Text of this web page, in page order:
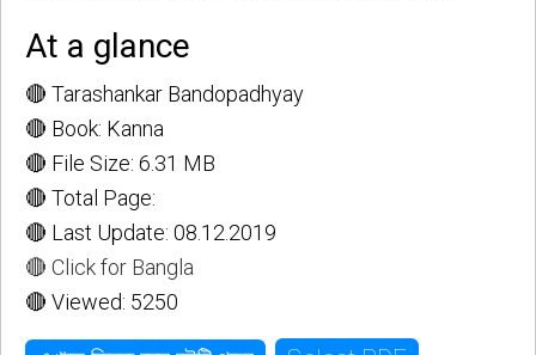
At a glance
🔴 Tarashankar Bandopadhyay
🔴 Book: Kanna
🔴 File Size: 6.31 MB
🔴 Total Page:
🔴 Last Update: 08.12.2019
🔴 Click for Bangla
🔴 Viewed: 5250